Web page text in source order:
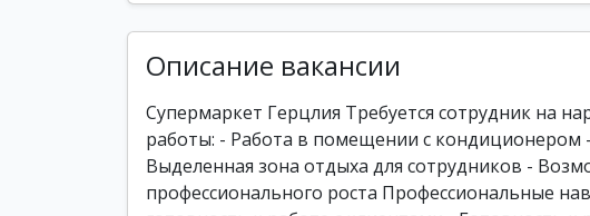
Описание вакансии
Супермаркет Герцлия Требуется сотрудник на
работы: - Работа в помещении с кондиционером
Выделенная зона отдыха для сотрудников -
профессионального роста Профессиональные